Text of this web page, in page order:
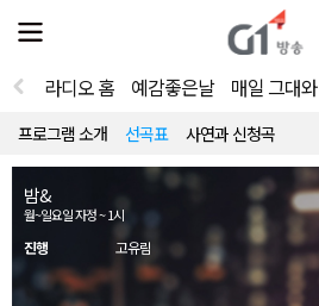
전
체
뉴
열
라디오 홈 예감좋은날 매일 그대와
프로그램 소개 선곡표 사연과 신청곡
밤&
월~일요일 자정 ~ 1시
진행 고유림